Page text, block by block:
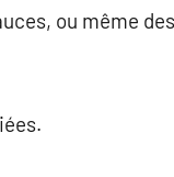
ou même